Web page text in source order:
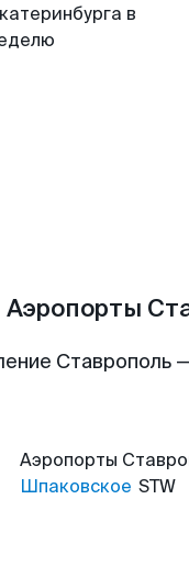
в
Аэропорты
Ставрополь
Аэропорты
Шпаковское STW